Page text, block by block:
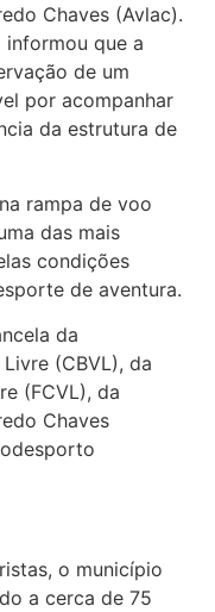
Chaves (Avlac).
informou que a
de um
por acompanhar
da estrutura de
rampa de voo
das mais
condições
de aventura.
da
(CBVL), da
(FCVL), da
Chaves
o município
a cerca de 75